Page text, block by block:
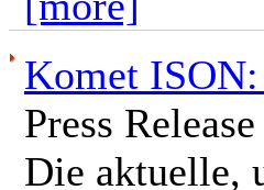
Komet ISON:
Press
Die aktuelle,